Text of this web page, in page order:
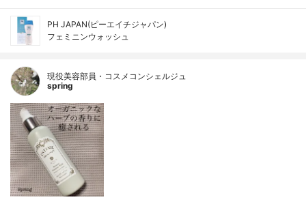
PH JAPAN(ピーエイチジャパン)
フェミニンウォッシュ
現役美容部員・コスメコンシェルジュ
spring